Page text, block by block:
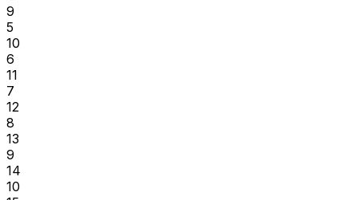
9
5
10
6
11
7
12
8
13
9
14
10